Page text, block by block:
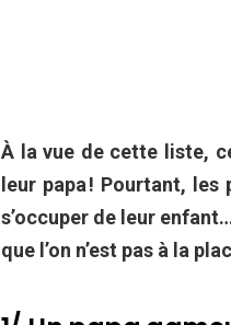
À la vue de cette liste,
leur papa ! Pourtant, les
s’occuper de leur
que l’on n’est pas à la